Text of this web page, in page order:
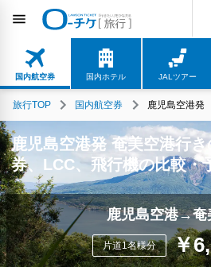
国内航空券 国内ホテル JALツアー
旅行TOP 国内航空券 鹿児島空港
鹿児島空港発 奄美空港行
券、LCC、飛行機の比較・
鹿児島空港→奄
片道1名様分 ￥